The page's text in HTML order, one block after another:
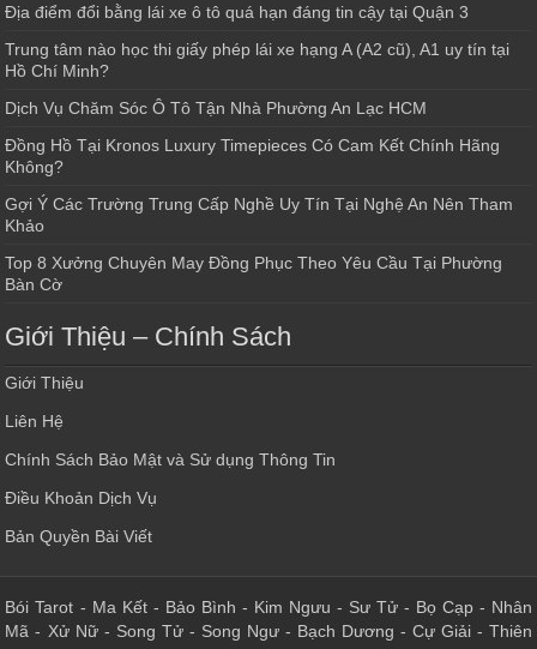
Địa điểm đổi bằng lái xe ô tô quá hạn đáng tin cậy tại Quận 3
Trung tâm nào học thi giấy phép lái xe hạng A (A2 cũ), A1 uy tín tại
Hồ Chí Minh?
Dịch Vụ Chăm Sóc Ô Tô Tận Nhà Phường An Lạc HCM
Đồng Hồ Tại Kronos Luxury Timepieces Có Cam Kết Chính Hãng
Không?
Gợi Ý Các Trường Trung Cấp Nghề Uy Tín Tại Nghệ An Nên Tham
Khảo
Top 8 Xưởng Chuyên May Đồng Phục Theo Yêu Cầu Tại Phường
Bàn Cờ
Giới Thiệu – Chính Sách
Giới Thiệu
Liên Hệ
Chính Sách Bảo Mật và Sử dụng Thông Tin
Điều Khoản Dịch Vụ
Bản Quyền Bài Viết
Bói Tarot - Ma Kết- Bảo Bình - Kim Ngưu - Sư Tử- Bọ Cạp- Nhân
Mã - Xử Nữ- Song Tử- Song Ngư- Bạch Dương - Cự Giải- Thiên